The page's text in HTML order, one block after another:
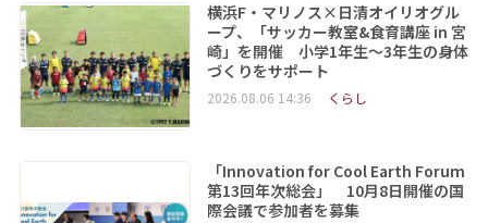
横浜F・マリノス×日清オイリオグル
ープ、「サッカー教室&食育講座 in 宮
崎」を開催 小学1年生～3年生の身体
づくりをサポート
2026.08.06 14:36 くらし
「Innovation for Cool Earth Forum
第13回年次総会」 10月8日開催の国
際会議で参加者を募集